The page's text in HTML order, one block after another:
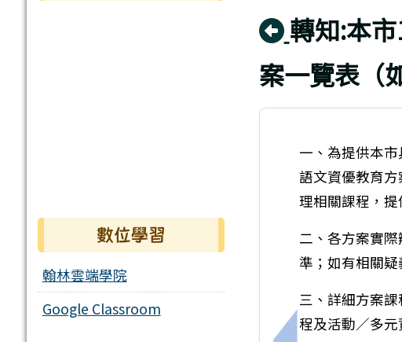
數位學習
翰林雲端學院
Google Classroom
回上頁
轉知:本
案一覽表（
一、為提供本
語文資優教育
理相關課程，
二、各方案實
準；如有相關
三、詳細方案
程及活動／多元